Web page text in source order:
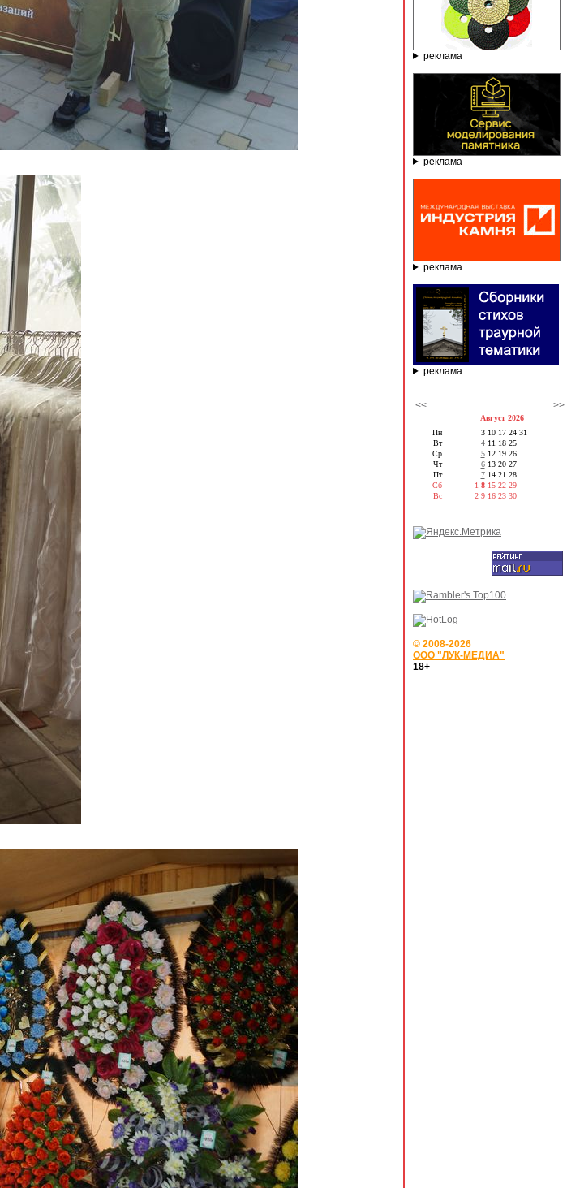
реклама
реклама
реклама
реклама
<< >>
Август 2026
Пн
Вт
Ср
Чт
Пт
Сб
Вс
3 10 17 24 31
4 11 18 25
5 12 19 26
6 13 20 27
7 14 21 28
1 8 15 22 29
2 9 16 23 30
© 2008-2026
ООО "ЛУК-МЕДИА"
18+